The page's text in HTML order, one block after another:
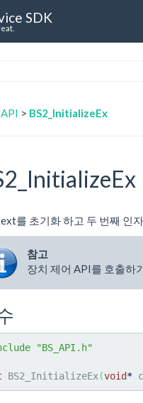
SDK
> BS2_InitializeEx
를 초기화 하고 두 번째 인
참고
장치 제어 API를 호출하
"BS_API.h"
BS2_InitializeEx(void*